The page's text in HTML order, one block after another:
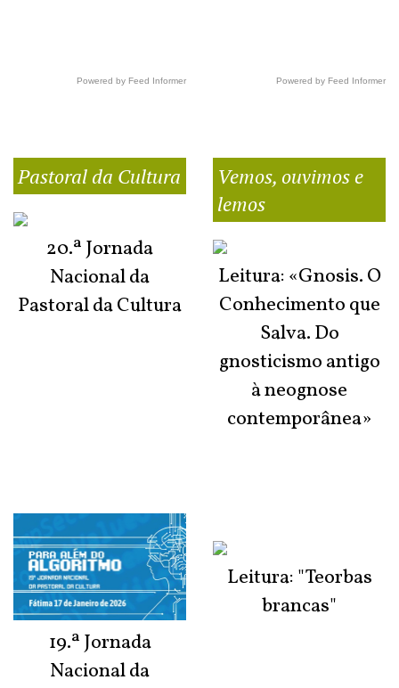
Powered by Feed Informer Powered by Feed Informer
Pastoral da Cultura
20.ª Jornada
Nacional da
Pastoral da Cultura
19.ª Jornada
Nacional da
Vemos, ouvimos e
lemos
Leitura: «Gnosis. O
Conhecimento que
Salva. Do
gnosticismo antigo
à neognose
contemporânea»
Leitura: "Teorbas
brancas"